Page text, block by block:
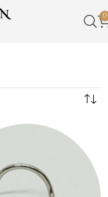
0